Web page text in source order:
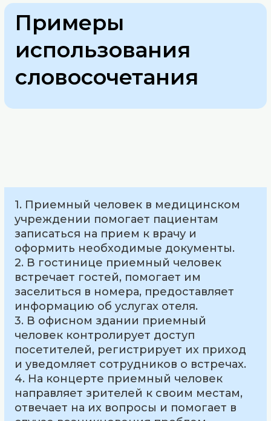
Примеры
использования
словосочетания
1. Приемный человек в медицинском
учреждении помогает пациентам
записаться на прием к врачу и
оформить необходимые документы.
2. В гостинице приемный человек
встречает гостей, помогает им
заселиться в номера, предоставляет
информацию об услугах отеля.
3. В офисном здании приемный
человек контролирует доступ
посетителей, регистрирует их приход
и уведомляет сотрудников о встречах.
4. На концерте приемный человек
направляет зрителей к своим местам,
отвечает на их вопросы и помогает в